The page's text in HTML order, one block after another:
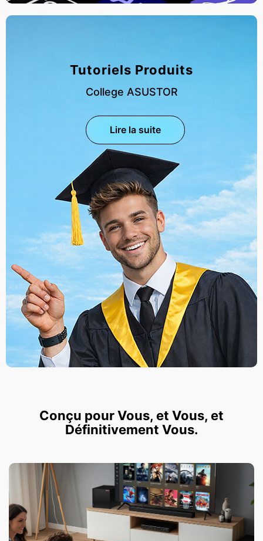
Tutoriels Produits
College ASUSTOR
Lire la suite
Conçu pour Vous, et Vous, et
Définitivement Vous.